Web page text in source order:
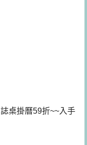
桌掛曆59折~~入手